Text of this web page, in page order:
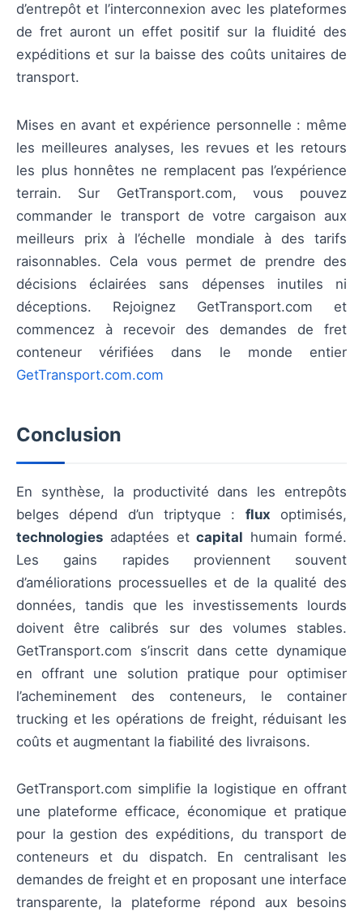
d’entrepôt et l’interconnexion avec les plateformes
de fret auront un effet positif sur la fluidité des
expéditions et sur la baisse des coûts unitaires de
transport.
Mises en avant et expérience personnelle : même
les meilleures analyses, les revues et les retours
les plus honnêtes ne remplacent pas l’expérience
terrain. Sur GetTransport.com, vous pouvez
commander le transport de votre cargaison aux
meilleurs prix à l’échelle mondiale à des tarifs
raisonnables. Cela vous permet de prendre des
décisions éclairées sans dépenses inutiles ni
déceptions. Rejoignez GetTransport.com et
commencez à recevoir des demandes de fret
conteneur vérifiées dans le monde entier
GetTransport.com.com
Conclusion
En synthèse, la productivité dans les entrepôts
belges dépend d’un triptyque : flux optimisés,
technologies adaptées etcapital humain formé.
Les gains rapides proviennent souvent
d’améliorations processuelles et de la qualité des
données, tandis que les investissements lourds
doivent être calibrés sur des volumes stables.
GetTransport.com s’inscrit dans cette dynamique
en offrant une solution pratique pour optimiser
l’acheminement des conteneurs, le container
trucking et les opérations de freight, réduisant les
coûts et augmentant la fiabilité des livraisons.
GetTransport.com simplifie la logistique en offrant
une plateforme efficace, économique et pratique
pour la gestion des expéditions, du transport de
conteneurs et du dispatch. En centralisant les
demandes de freight et en proposant une interface
transparente, la plateforme répond aux besoins